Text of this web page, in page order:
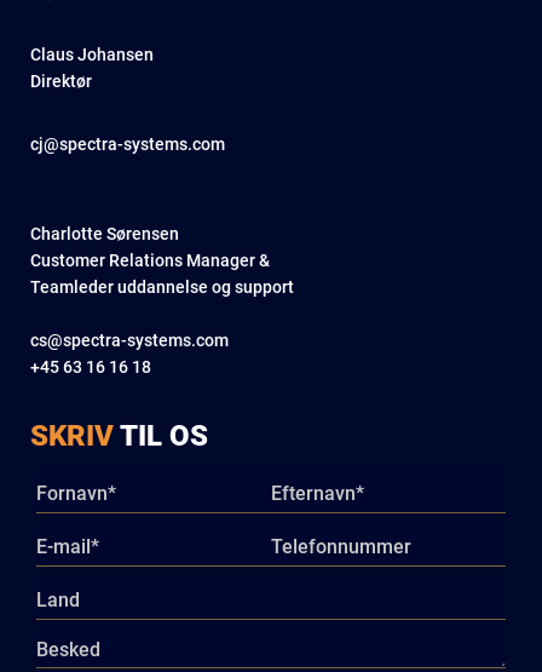
Claus Johansen
Direktør
cj@spectra-systems.com
Charlotte Sørensen
Customer Relations Manager &
Teamleder uddannelse og support
cs@spectra-systems.com
+45 63 16 16 18
SKRIVTIL OS